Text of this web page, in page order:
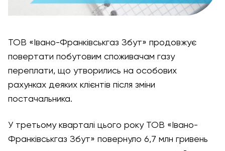
ТОВ «Івано-Франківськгаз Збут» продовжує
повертати побутовим споживачам газу
переплати, що утворились на особових
рахунках деяких клієнтів після зміни
постачальника.
У третьому кварталі цього року ТОВ «Івано-
Франківськгаз Збут» повернуло 6,7 млн гривень